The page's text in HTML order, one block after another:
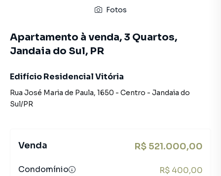
Fotos
Apartamento à venda, 3 Quartos,
Jandaia do Sul, PR
Edifício Residencial Vitória
Rua José Maria de Paula, 1650 - Centro - Jandaia do
Sul/PR
Venda R$ 521.000,00
Condomínio R$ 400,00